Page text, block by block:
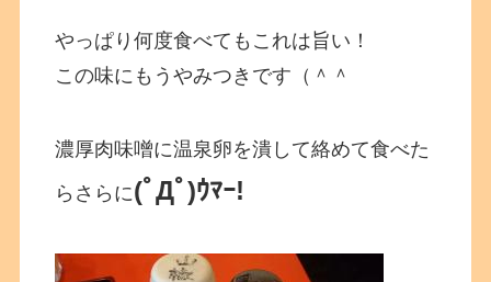
やっぱり何度食べてもこれは旨い！
この味にもうやみつきです（＾＾
濃厚肉味噌に温泉卵を潰して絡めて食べた
らさらに(ﾟДﾟ)ｳﾏｰ!